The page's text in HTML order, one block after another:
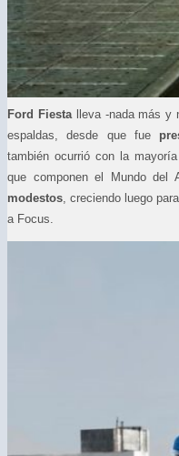
Ford Fiesta lleva -nada más y
espaldas, desde que fue
también ocurrió con la
que componen el Mundo del
modestos , creciendo luego
a Focus.